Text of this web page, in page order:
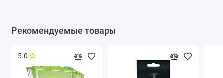
Рекомендуемые товары
5.0